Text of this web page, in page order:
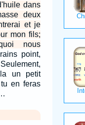
dans
deux
et je
mon fils;
nous
point,
un petit
en feras